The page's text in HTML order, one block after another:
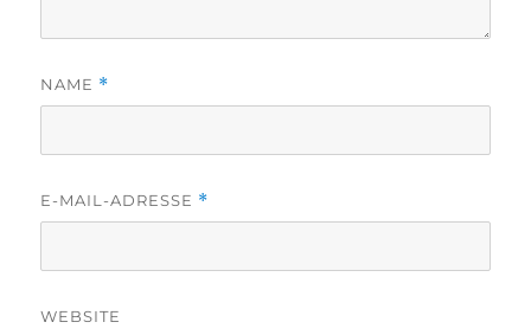
NAME *
E-MAIL-ADRESSE *
WEBSITE